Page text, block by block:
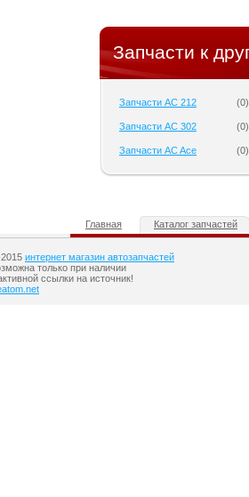
Запчасти к
Запчасти AC 212 (0)
Запчасти AC 302 (0)
Запчасти AC Ace (0)
Главная Каталог запчастей
интернет магазин автозапчастей
только при наличии
ссылки на источник!